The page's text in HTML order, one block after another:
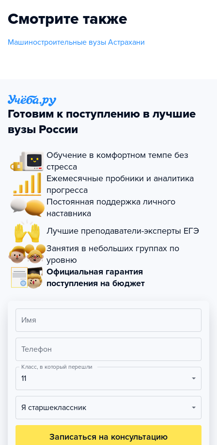
Смотрите также
Машиностроительные вузы Астрахани
Готовим к поступлению в лучшие
вузы России
Обучение в комфортном темпе без
стресса
Ежемесячные пробники и аналитика
прогресса
Постоянная поддержка личного
наставника
Лучшие преподаватели-эксперты ЕГЭ
Занятия в небольших группах по
уровню
Официальная гарантия
поступления на бюджет
Имя
Телефон
Класс, в который перешли
11
Я старшеклассник
Записаться на консультацию